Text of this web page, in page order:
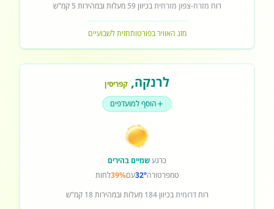
רוח מזרח-צפון מזרחיתבכיוון59 מעלות ובמהירות 5 קמ"ש
מזג האוויר בפורטותחזית לשבועיים
לרנקה, קפריסין
הוסף למועדפים
כרגעשמיים בהירים
טמפרטורה32°עם39%לחות
רוחדרומיתבכיוון184 מעלות ובמהירות18 קמ"ש